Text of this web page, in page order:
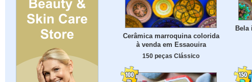
Cerâmica marroquina colorida
à venda em Essaouira
150 peças Clássico
Bela